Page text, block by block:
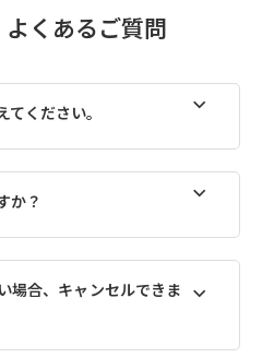
くあるご質問
ください。
か？
場合、キャンセルできま